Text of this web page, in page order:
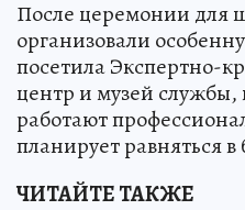
После церемонии для
организовали
посетила Экспертно-
центр и музей службы,
работают
планирует равняться
ЧИТАЙТЕ ТАКЖЕ